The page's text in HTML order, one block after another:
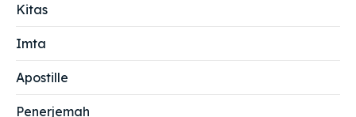
Kitas
Imta
Apostille
Penerjemah